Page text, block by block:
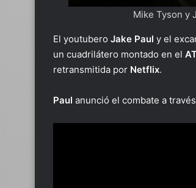
Mike Tyson y
El youtubero Jake Paul y el
un cuadrilátero montado en el
retransmitida por Netflix.
Paul anunció el combate a